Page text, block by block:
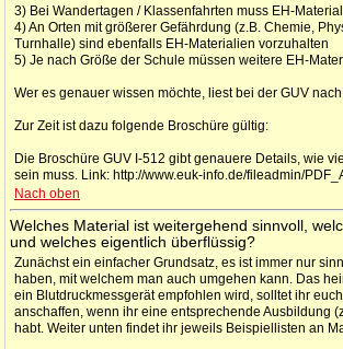
3) Bei Wandertagen / Klassenfahrten muss EH-
4) An Orten mit größerer Gefährdung (z.B. Chemie,
Turnhalle) sind ebenfalls EH-Materialien vorzuhalten
5) Je nach Größe der Schule müssen weitere EH-
Wer es genauer wissen möchte, liest bei der GUV
Zur Zeit ist dazu folgende Broschüre gültig:
Die Broschüre GUV I-512 gibt genauere Details, wie
sein muss. Link: http://www.euk-info.de/fileadmin/
Nach oben
Welches Material ist weitergehend sinnvoll,
und welches eigentlich überflüssig?
Zunächst ein einfacher Grundsatz, es ist immer nur
haben, mit welchem man auch umgehen kann. Das
ein Blutdruckmessgerät empfohlen wird, solltet ihr
anschaffen, wenn ihr eine entsprechende Ausbildung
habt. Weiter unten findet ihr jeweils Beispiellisten an